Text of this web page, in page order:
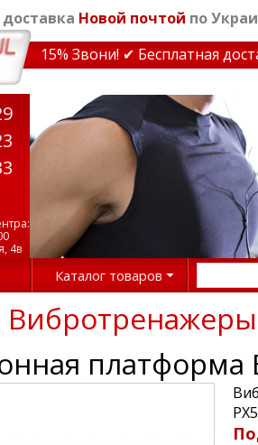
Новой почтой по
15% Звони! ✔ Бесплатная
4в
Каталог товаров
Вибротренажеры
платформа